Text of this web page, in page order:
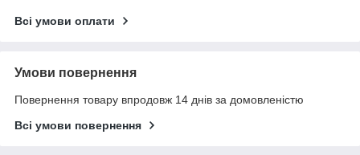
Всі умови оплати
Умови повернення
Повернення товару впродовж 14 днів за домовленістю
Всі умови повернення